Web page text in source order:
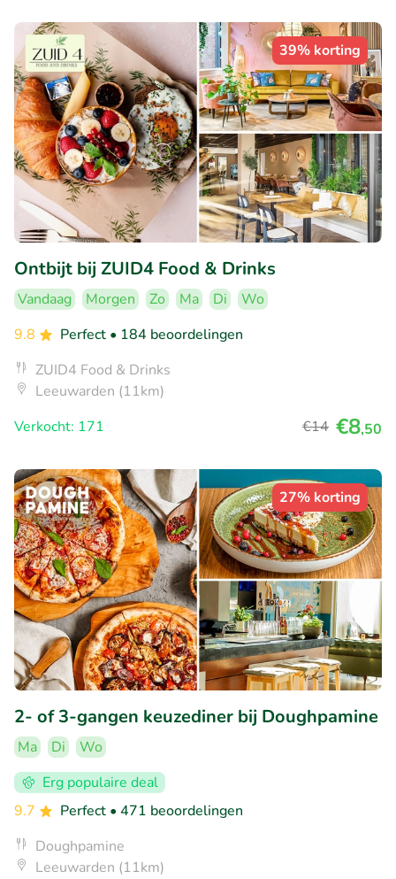
39% korting
Ontbijt bij ZUID4 Food & Drinks
Vandaag Morgen Zo Ma Di
Wo
9.8
Perfect • 184 beoordelingen
ZUID4 Food & Drinks
Leeuwarden (11km)
Verkocht: 171
€14 €8,50
27% korting
2- of 3-gangen keuzediner bij Doughpamine
Ma Di
Wo
Erg populaire deal
9.7
Perfect • 471 beoordelingen
Doughpamine
Leeuwarden (11km)